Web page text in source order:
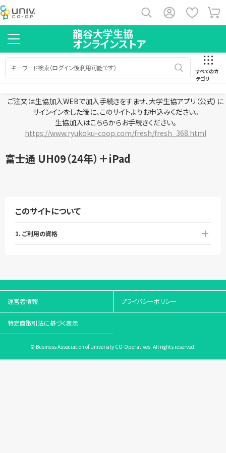
龍谷大学生協
オンラインストア
すべてのカ
テゴリ
ご注文は生協加入WEBで加入手続きをすませ、大学生協アプリ（公式）に
サインインをした後に、このサイトよりお申込みください。
生協加入はこちらからお手続きください。
https://www.ryukoku-coop.com/fresh/fresh_368.html
富士通 UH09（24年）＋iPad
このサイトについて
1. ご利用の資格
運営者情報 プライバシーポリシー
特定商取引法に基づく表示
© Business Association of University CO-Operatives. All rights reserved.